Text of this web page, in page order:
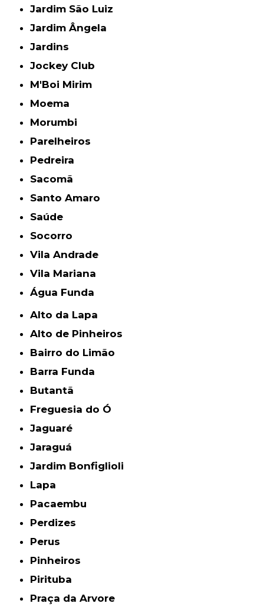
Jardim São Luiz
Jardim Ângela
Jardins
Jockey Club
M'Boi Mirim
Moema
Morumbi
Parelheiros
Pedreira
Sacomã
Santo Amaro
Saúde
Socorro
Vila Andrade
Vila Mariana
Água Funda
Alto da Lapa
Alto de Pinheiros
Bairro do Limão
Barra Funda
Butantã
Freguesia do Ó
Jaguaré
Jaraguá
Jardim Bonfiglioli
Lapa
Pacaembu
Perdizes
Perus
Pinheiros
Pirituba
Praça da Arvore